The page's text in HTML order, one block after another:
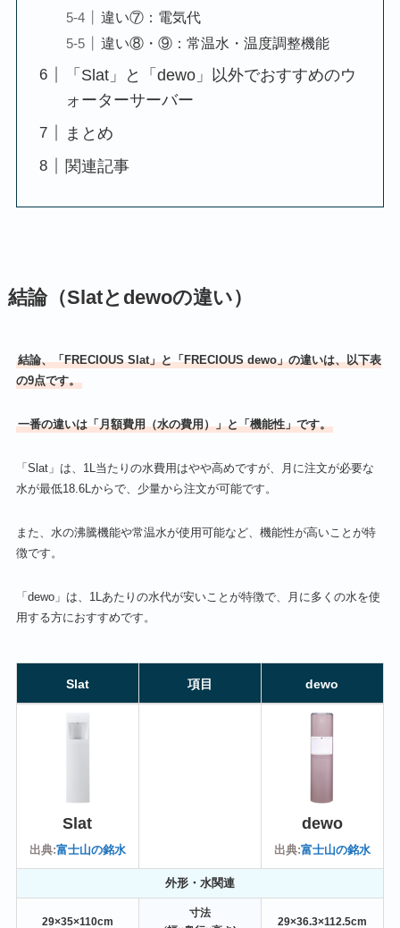
違い⑦：電気代
違い⑧・⑨：常温水・温度調整機能
「Slat」と「dewo」以外でおすすめのウ
ォーターサーバー
まとめ
関連記事
結論（Slatとdewoの違い）
結論、「FRECIOUS Slat」と「FRECIOUSdewo」の違いは、以下表
の9点です。
一番の違いは「‎月額費用（水の費用）」と「機能性」です。
「Slat」は、1L当たりの水費用はやや高めですが、月に注文が必要な
水が最低18.6Lからで、少量から注文が可能です。
また、水の沸騰機能や常温水が使用可能など、機能性が高いことが特
徴です。
「dewo」は、1Lあたりの水代が安いことが特徴で、月に多くの水を使
用する方におすすめです。
Slat 項目 dewo
Slat
出典:富士山の銘水
dewo
出典:富士山の銘水
外形・水関連
29×35×110cm
寸法
29×36.3×112.5cm